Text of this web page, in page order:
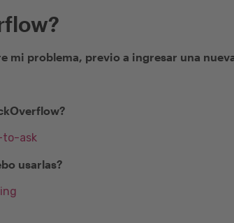
mi problema, previo a ingresar una
to-ask
usarlas?